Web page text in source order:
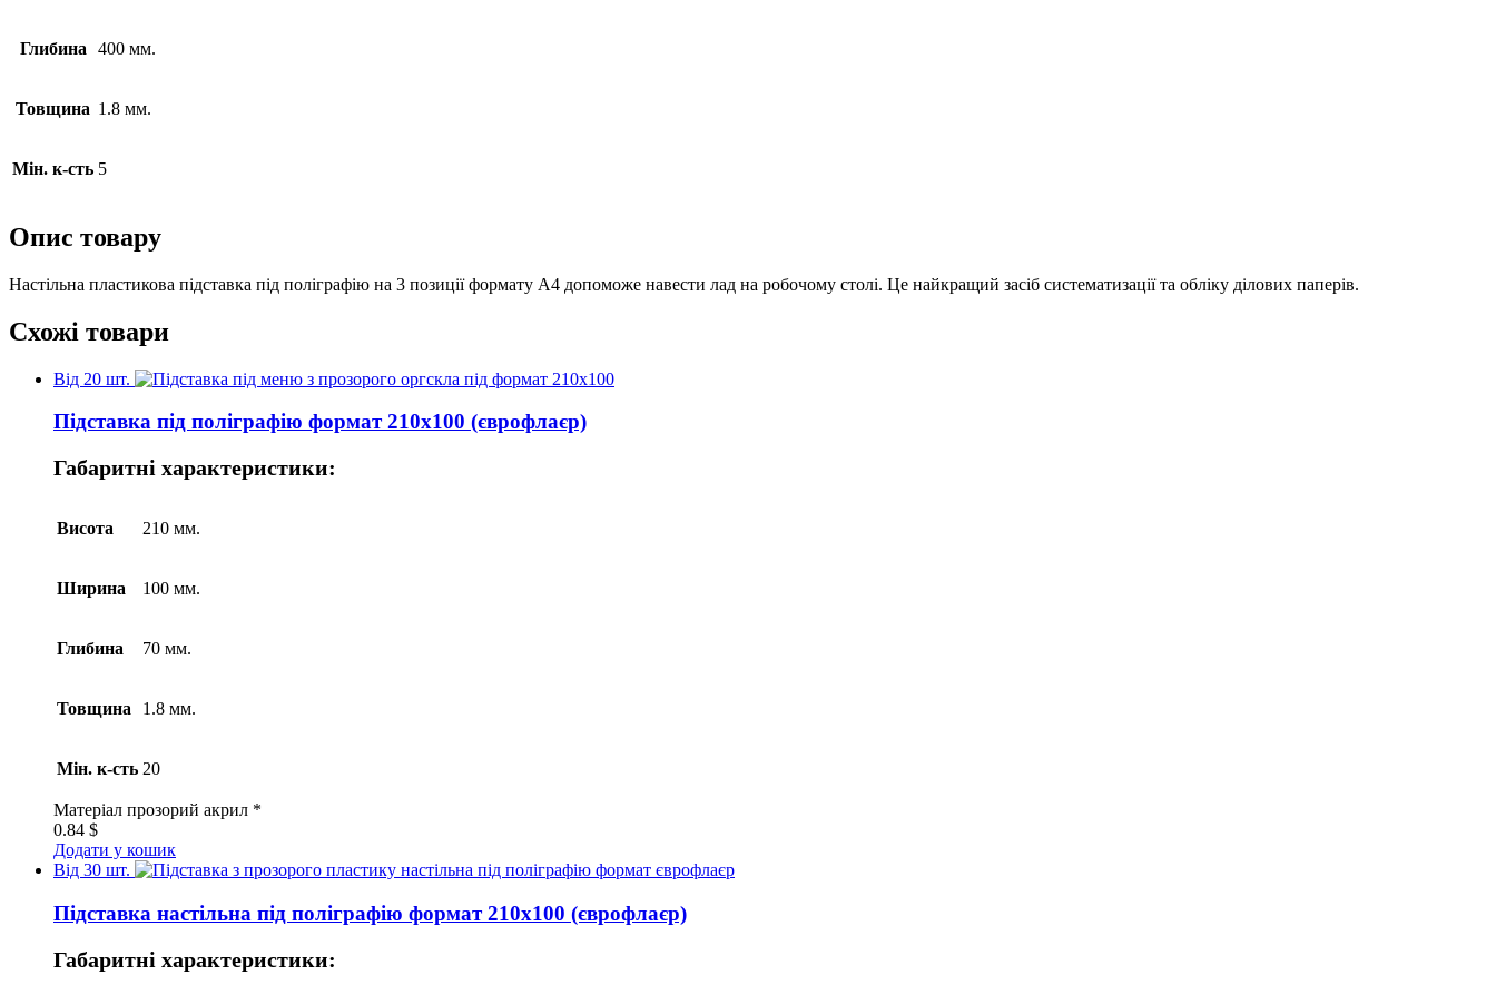
Глибина 400 мм.
Товщина 1.8 мм.
Мін. к-сть 5
Опис товару
Настільна пластикова підставка під поліграфію на 3 позиції формату А4 допоможе навести лад на робочому столі. Це найкращий засіб систематизації та обліку ділових паперів.
Схожі товари
Від 20 шт.
Підставка під поліграфію формат 210х100 (єврофлаєр)
Габаритні характеристики:
Висота 210 мм.
Ширина 100 мм.
Глибина 70 мм.
Товщина 1.8 мм.
Мін. к-сть 20
Матеріал прозорий акрил *
0.84 $
Додати у кошик
Від 30 шт.
Підставка настільна під поліграфію формат 210х100 (єврофлаєр)
Габаритні характеристики: